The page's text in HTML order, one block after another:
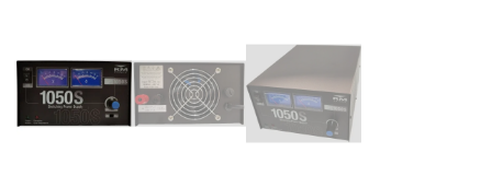
Puoi chiedermi informazioni generali o specifiche su certi
prodotti.
Per ottenere dettagli su un determinato prodotto
assicurati di indicarne il nome completo